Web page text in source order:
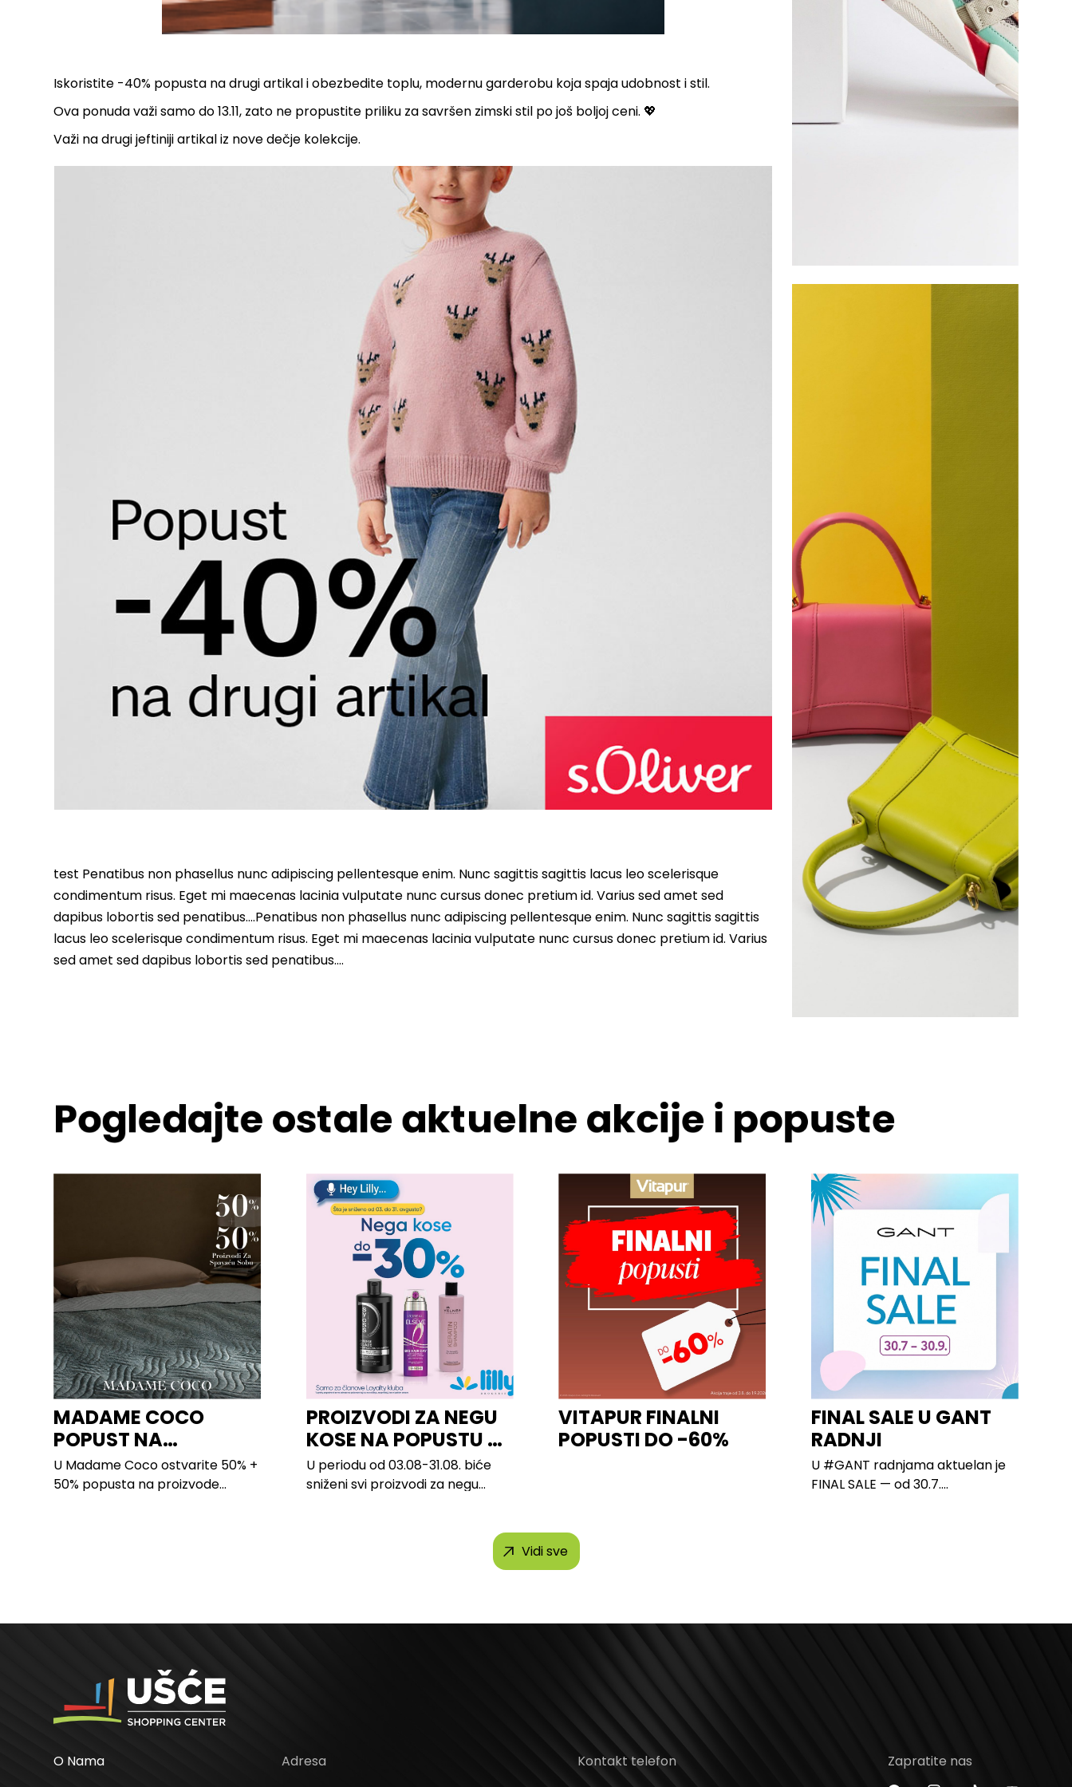
Iskoristite -40% popusta na drugi artikal i obezbedite toplu, modernu garderobu koja spaja udobnost i stil.
Ova ponuda važi samo do 13.11, zato ne propustite priliku za savršen zimski stil po još boljoj ceni. 💖
Važi na drugi jeftiniji artikal iz nove dečje kolekcije.
test Penatibus non phasellus nunc adipiscing pellentesque enim. Nunc sagittis sagittis lacus leo scelerisque
condimentum risus. Eget mi maecenas lacinia vulputate nunc cursus donec pretium id. Varius sed amet sed
dapibus lobortis sed penatibus….Penatibus non phasellus nunc adipiscing pellentesque enim. Nunc sagittis sagittis
lacus leo scelerisque condimentum risus. Eget mi maecenas lacinia vulputate nunc cursus donec pretium id. Varius
sed amet sed dapibus lobortis sed penatibus….
Pogledajte ostale aktuelne akcije i popuste
MADAME COCO
POPUST NA
PROIZVODE ZA
SPAVAĆU SOBU
U Madame Coco ostvarite 50% +
50% popusta na proizvode...
PROIZVODI ZA NEGU
KOSE NA POPUSTU U
LILLY
U periodu od 03.08-31.08. biće
sniženi svi proizvodi za negu
VITAPUR FINALNI
POPUSTI DO -60%
FINAL SALE U GANT
RADNJI
U #GANT radnjama aktuelan je
FINAL SALE — od 30.7....
Vidi sve
O Nama
Adresa
Kontakt telefon
Zapratite nas